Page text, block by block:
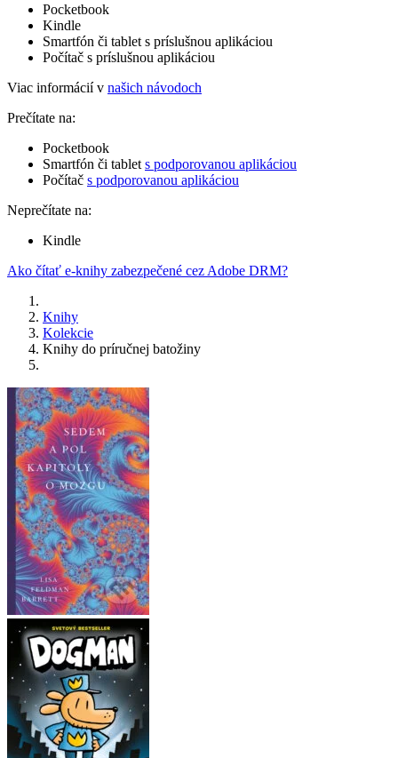
Pocketbook
Kindle
Smartfón či tablet s príslušnou aplikáciou
Počítač s príslušnou aplikáciou
Viac informácií v našich návodoch
Prečítate na:
Pocketbook
Smartfón či tablet s podporovanou aplikáciou
Počítač s podporovanou aplikáciou
Neprečítate na:
Kindle
Ako čítať e-knihy zabezpečené cez Adobe DRM?
Knihy
Kolekcie
Knihy do príručnej batožiny